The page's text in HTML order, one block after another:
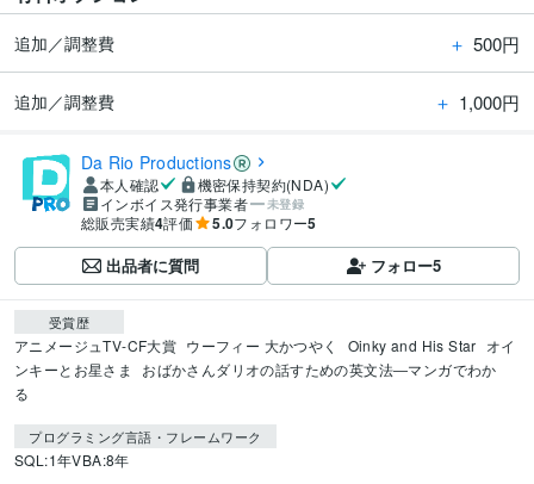
追加／調整費 ＋ 500円
追加／調整費 ＋ 1,000円
Da Rio Productions
本人確認
機密保持契約(NDA)
インボイス発行事業者
未登録
総販売実績4評価 5.0フォロワー5
出品者に質問 フォロー5
受賞歴
アニメージュTV-CF大賞 ウーフィー 大かつやく Oinky and His Star オイ
ンキーとお星さま
おばかさんダリオの話すための英文法―マンガでわか
る
プログラミング言語・フレームワーク
SQL:1年VBA:8年